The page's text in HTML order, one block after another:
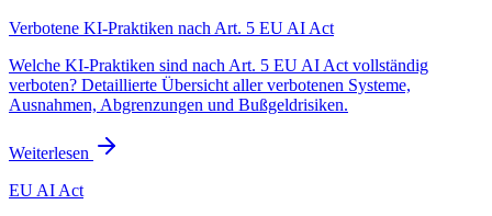
Verbotene KI-Praktiken nach Art. 5 EU AI Act
Welche KI-Praktiken sind nach Art. 5 EU AI Act vollständig
verboten? Detaillierte Übersicht aller verbotenen Systeme,
Ausnahmen, Abgrenzungen und Bußgeldrisiken.
Weiterlesen
EU AI Act